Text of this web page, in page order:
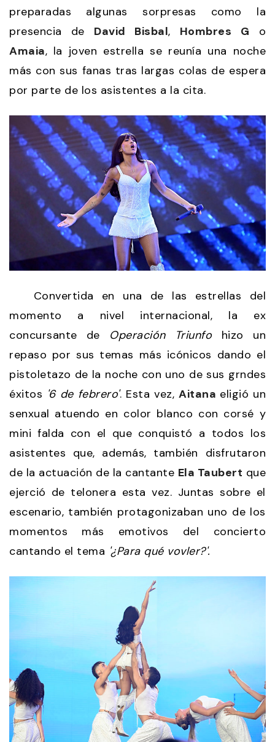
preparadas algunas sorpresas como la
presencia de David Bisbal, Hombres G o
Amaia, la joven estrella se reunía una noche
más con sus fanas tras largas colas de espera
por parte de los asistentes a la cita.
Convertida en una de las estrellas del
momento a nivel internacional, la ex
concursante de Operación Triunfo hizo un
repaso por sus temas más icónicos dando el
pistoletazo de la noche con uno de sus grndes
éxitos '6 de febrero'. Esta vez,Aitana eligió un
senxual atuendo en color blanco con corsé y
mini falda con el que conquistó a todos los
asistentes que, además, también disfrutaron
de la actuación de la cantante Ela Taubert que
ejerció de telonera esta vez. Juntas sobre el
escenario, también protagonizaban uno de los
momentos más emotivos del concierto
cantando el tema '¿Para qué vovler?'.